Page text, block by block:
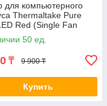
для компьютерного
Thermaltake Pure
Red (Single Fan
2-008427 CL-F110-
A 50 ед.
₸ 9 900 ₸
Купить